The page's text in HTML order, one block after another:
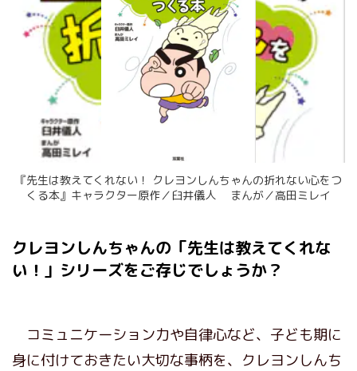
『先生は教えてくれない！ クレヨンしんちゃんの折れない心をつ
くる本』キャラクター原作／臼井儀人 まんが／高田ミレイ
クレヨンしんちゃんの「先生は教えてくれな
い！」シリーズをご存じでしょうか？
コミュニケーション力や自律心など、子ども期に
身に付けておきたい大切な事柄を、クレヨンしんち